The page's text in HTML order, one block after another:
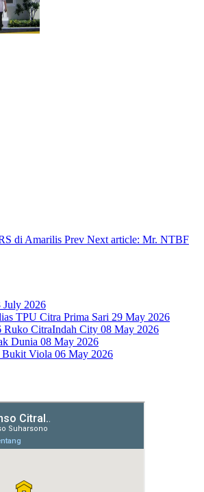
di Amarilis Prev Next article: Mr. NTBF
July 2026
TPU Citra Prima Sari 29 May 2026
Ruko CitraIndah City 08 May 2026
Dunia 08 May 2026
Bukit Viola 06 May 2026